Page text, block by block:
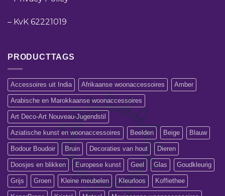
– KvK 62221019
PRODUCTTAGS
Accessoires uit India Afrikaanse woonaccessoires Amber
Arabische en Marokkaanse woonaccessoires
Art Deco-Art Nouveau-Jugendstil
Aziatische kunst en woonaccessoires Beelden Beige Blauw
Bodour Boudoir Bruin Decoraties van hout Dieren
Doosjes en blikken Europese kunst Geel Glas Goudkleurig
Grijs Groen Kleine meubelen Kleurloos Koffiethee